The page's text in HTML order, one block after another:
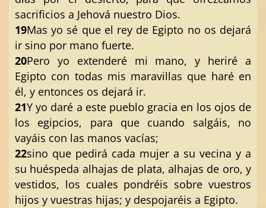
sacrificios a Jehová nuestro Dios.
19Mas yo sé que el rey de Egipto no os dejará
ir sino por mano fuerte.
20Pero yo extenderé mi mano, y heriré a
Egipto con todas mis maravillas que haré en
él, y entonces os dejará ir.
21Y yo daré a este pueblo gracia en los ojos de
los egipcios, para que cuando salgáis, no
vayáis con las manos vacías;
22sino que pedirá cada mujer a su vecina y a
su huéspeda alhajas de plata, alhajas de oro, y
vestidos, los cuales pondréis sobre vuestros
hijos y vuestras hijas; y despojaréis a Egipto.